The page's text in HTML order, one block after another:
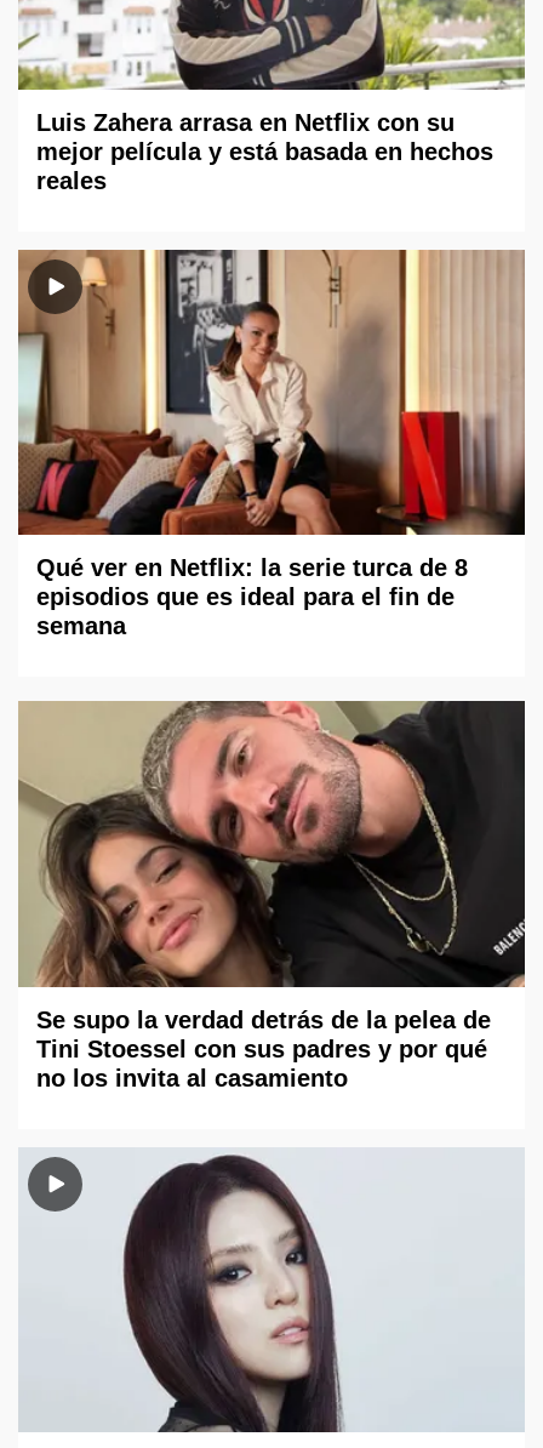
Luis Zahera arrasa en Netflix con su
mejor película y está basada en hechos
reales
Qué ver en Netflix: la serie turca de 8
episodios que es ideal para el fin de
semana
Se supo la verdad detrás de la pelea de
Tini Stoessel con sus padres y por qué
no los invita al casamiento